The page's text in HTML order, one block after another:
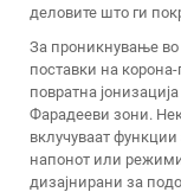
деловите што ги
За проникнување
поставки на
повратна
Фарадееви зони.
вклучуваат
напонот или
дизајнирани за